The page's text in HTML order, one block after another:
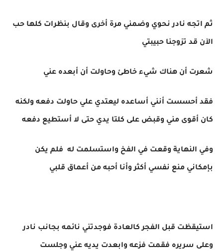
ثم اتجه نادر نحوي وضمني مرة أخرى وقال بنظرات كلها حب
الآن قد تزوجنا حبيبتي
شعرت أن هناك شيء خاطئ وحاولت أن أبعده عني
فقد أحسست أنني أساعده ليعتدي علي حاولت دفعه ولكنه
كان أقوى مني وقبض على كلتا يدي حتى لا أستطيع دفعه
وفي النهاية وقعت في الفخ واستسلمت له فلم يكن
بإمكاني منع نفسي أكثر وأنا أحبه من أعماق قلبي
استيقظت قبل الفجر كالعادة فوجدتني نائمه بجانب نادر
وعلى سريره فقمت فزعه وابعدت يديه عني وجلست